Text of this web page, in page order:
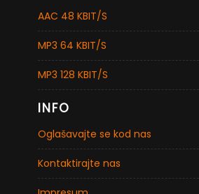
AAC 48 KBIT/S
MP3 64 KBIT/S
MP3 128 KBIT/S
INFO
Oglašavajte se kod nas
Kontaktirajte nas